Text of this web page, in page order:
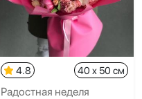
4.8 40 x 50 см
Радостная неделя